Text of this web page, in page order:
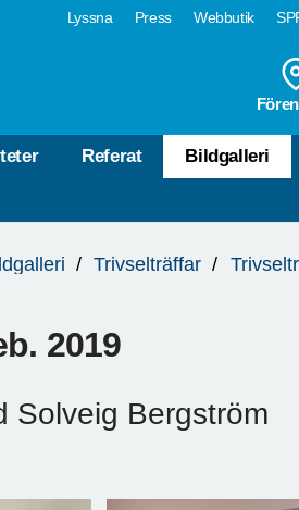
Lyssna Press Webbutik
Referat Bildgalleri
Trivselträffar
2019
Solveig Bergström